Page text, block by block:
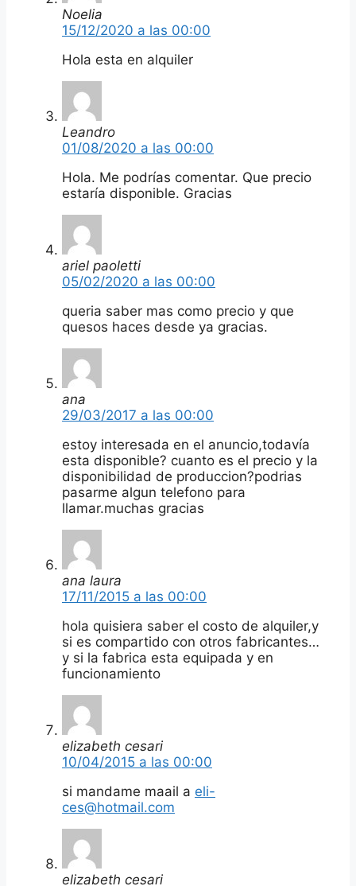
Noelia
15/12/2020 a las 00:00
Hola esta en alquiler
Leandro
01/08/2020 a las 00:00
Hola. Me podrías comentar. Que precio
estaría disponible. Gracias
ariel paoletti
05/02/2020 a las 00:00
queria saber mas como precio y que
quesos haces desde ya gracias.
ana
29/03/2017 a las 00:00
estoy interesada en el anuncio,todavía
esta disponible? cuanto es el precio y la
disponibilidad de produccion?podrias
pasarme algun telefono para
llamar.muchas gracias
ana laura
17/11/2015 a las 00:00
hola quisiera saber el costo de alquiler,y
si es compartido con otros fabricantes…
y si la fabrica esta equipada y en
funcionamiento
elizabeth cesari
10/04/2015 a las 00:00
si mandame maail a eli-
ces@hotmail.com
elizabeth cesari